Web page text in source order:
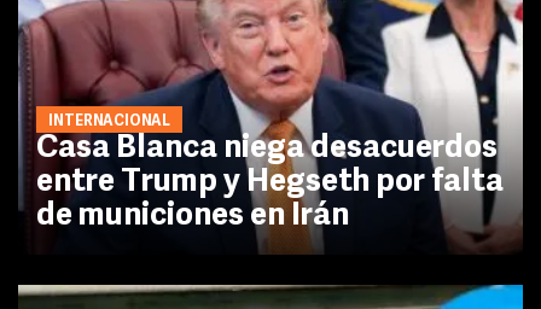
INTERNACIONAL
Casa Blanca niega desacuerdos
entre Trump y Hegseth por falta
de municiones en Irán